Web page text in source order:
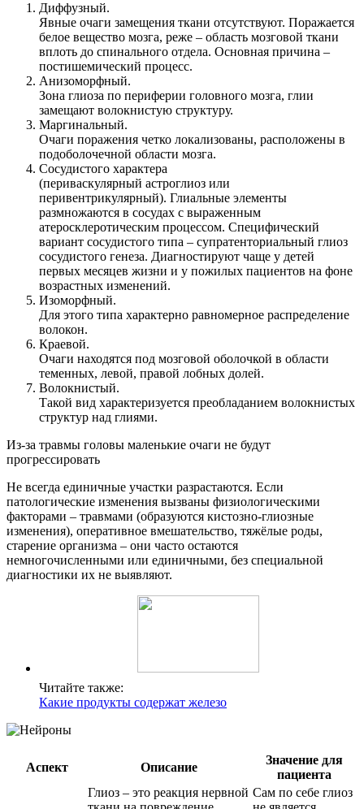
Диффузный.
Явные очаги замещения ткани отсутствуют. Поражается
белое вещество мозга, реже – область мозговой ткани
вплоть до спинального отдела. Основная причина –
постишемический процесс.
Анизоморфный.
Зона глиоза по периферии головного мозга, глии
замещают волокнистую структуру.
Маргинальный.
Очаги поражения четко локализованы, расположены в
подоболочечной области мозга.
Сосудистого характера
(периваскулярный астроглиоз или
перивентрикулярный). Глиальные элементы
размножаются в сосудах с выраженным
атеросклеротическим процессом. Специфический
вариант сосудистого типа – супратенториальный глиоз
сосудистого генеза. Диагностируют чаще у детей
первых месяцев жизни и у пожилых пациентов на фоне
возрастных изменений.
Изоморфный.
Для этого типа характерно равномерное распределение
волокон.
Краевой.
Очаги находятся под мозговой оболочкой в области
теменных, левой, правой лобных долей.
Волокнистый.
Такой вид характеризуется преобладанием волокнистых
структур над глиями.
Из-за травмы головы маленькие очаги не будут
прогрессировать
Не всегда единичные участки разрастаются. Если
патологические изменения вызваны физиологическими
факторами – травмами (образуются кистозно-глиозные
изменения), оперативное вмешательство, тяжёлые роды,
старение организма – они часто остаются
немногочисленными или единичными, без специальной
диагностики их не выявляют.
Читайте также:
Какие продукты содержат железо
Аспект Описание
Значение для
пациента
Глиоз – это реакция нервной Сам по себе глиоз